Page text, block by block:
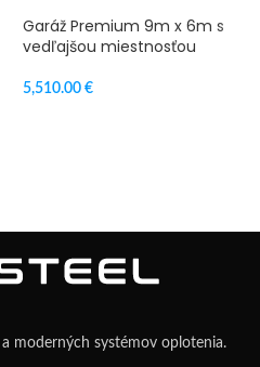
Garáž Premium 9m x 6m s
vedľajšou miestnosťou
5,510.00 €
moderných systémov oplotenia.